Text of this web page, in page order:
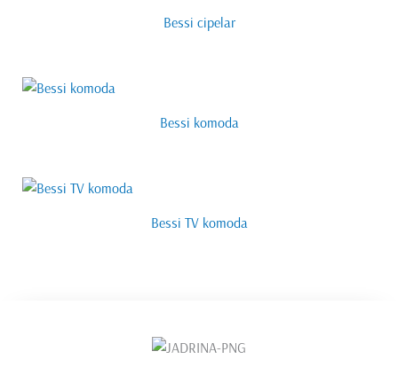
Bessi cipelar
Bessi komoda
Bessi TV komoda